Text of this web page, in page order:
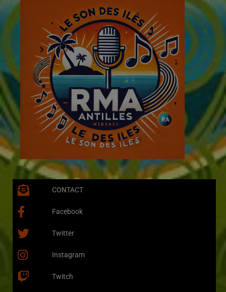
CONTACT
Facebook
Twitter
Instagram
Twitch